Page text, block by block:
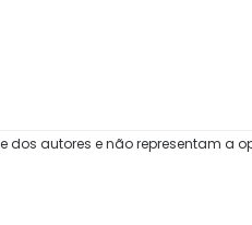
autores e não representam a